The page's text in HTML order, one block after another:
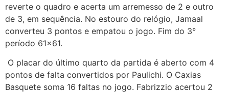
reverte o quadro e acerta um arremesso de 2 e outro
de 3, em sequência. No estouro do relógio, Jamaal
converteu 3 pontos e empatou o jogo. Fim do 3°
período 61×61.
O placar do último quarto da partida é aberto com 4
pontos de falta convertidos por Paulichi. O Caxias
Basquete soma 16 faltas no jogo. Fabrizzio acertou 2